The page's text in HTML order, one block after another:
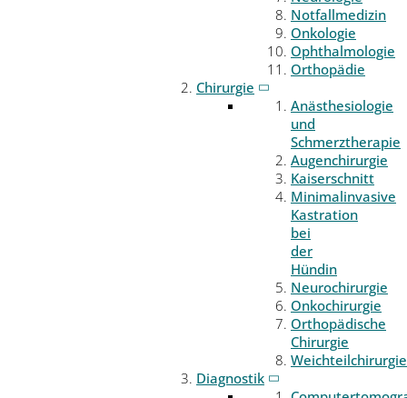
Notfallmedizin
Onkologie
Ophthalmologie
Orthopädie
Chirurgie
Anästhesiologie
und
Schmerztherapie
Augenchirurgie
Kaiserschnitt
Minimalinvasive
Kastration
bei
der
Hündin
Neurochirurgie
Onkochirurgie
Orthopädische
Chirurgie
Weichteilchirurgie
Diagnostik